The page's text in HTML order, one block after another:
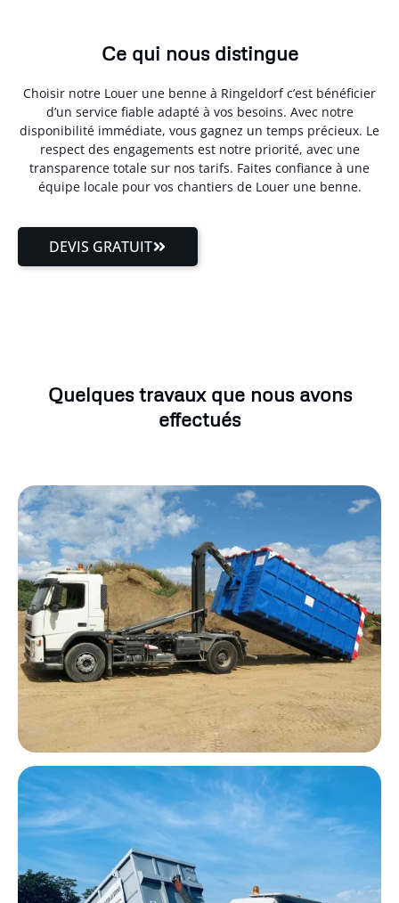
Ce qui nous distingue
Choisir notre Louer une benne à Ringeldorf c’est bénéficier
d’un service fiable adapté à vos besoins. Avec notre
disponibilité immédiate, vous gagnez un temps précieux. Le
respect des engagements est notre priorité, avec une
transparence totale sur nos tarifs. Faites confiance à une
équipe locale pour vos chantiers de Louer une benne.
DEVIS GRATUIT
Quelques travaux que nous avons
effectués